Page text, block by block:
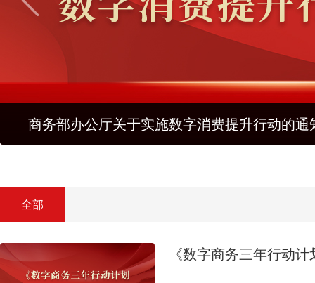
施数字消费提升行动的通知
全部
《数字商务三年行动